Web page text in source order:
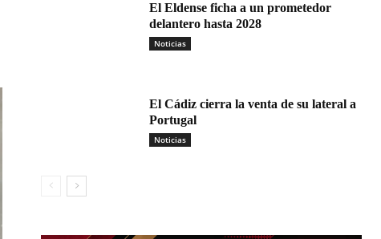
El Eldense ficha a un prometedor
delantero hasta 2028
Noticias
El Cádiz cierra la venta de su lateral a
Portugal
Noticias